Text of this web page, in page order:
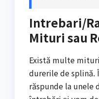
Intrebari/
Mituri sau
Există multe
durerile de splină.
răspunde la unele